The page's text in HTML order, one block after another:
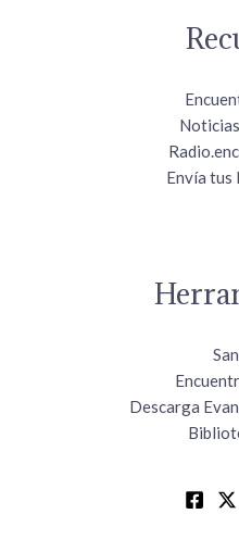
Envía tus
Descarga